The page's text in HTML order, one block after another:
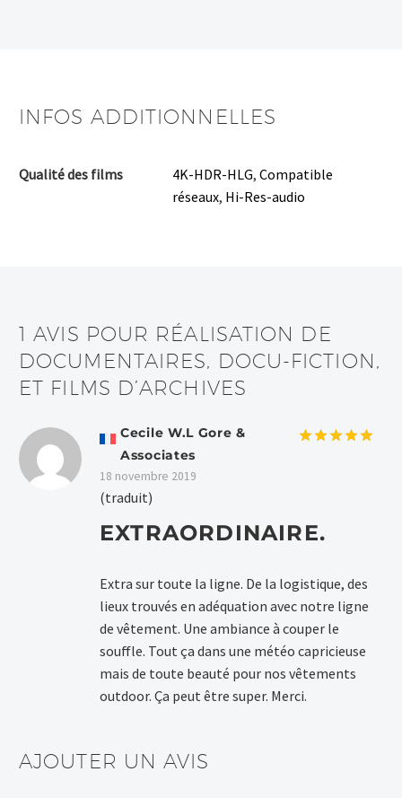
INFOS ADDITIONNELLES
Qualité des films 4K-HDR-HLG, Compatible
réseaux, Hi-Res-audio
1 AVIS POUR RÉALISATION DE
DOCUMENTAIRES, DOCU-FICTION,
ET FILMS D’ARCHIVES
Cecile W.L Gore &
Associates
18 novembre 2019
(traduit)
EXTRAORDINAIRE.
Extra sur toute la ligne. De la logistique, des
lieux trouvés en adéquation avec notre ligne
de vêtement. Une ambiance à couper le
souffle. Tout ça dans une météo capricieuse
mais de toute beauté pour nos vêtements
outdoor. Ça peut être super. Merci.
AJOUTER UN AVIS